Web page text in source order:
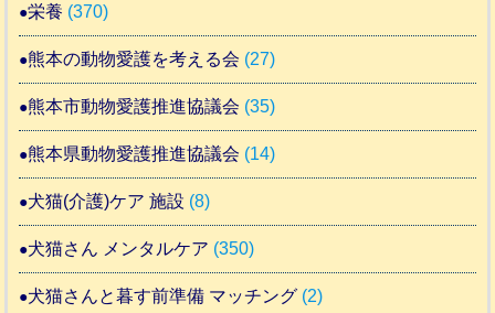
栄養 (370)
熊本の動物愛護を考える会 (27)
熊本市動物愛護推進協議会 (35)
熊本県動物愛護推進協議会 (14)
犬猫(介護)ケア 施設 (8)
犬猫さん メンタルケア (350)
犬猫さんと暮す前準備 マッチング (2)